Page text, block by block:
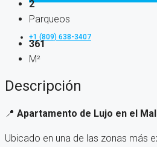
+1 (809) 638-3407
2
Parqueos
361
M²
Descripción
📍 Apartamento de Lujo en el
Ubicado en una de las zonas más